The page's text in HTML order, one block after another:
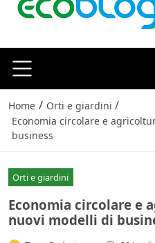
Home / Orti e giardini /
Economia circolare e
business
Orti e giardini
Economia circolare e
nuovi modelli di